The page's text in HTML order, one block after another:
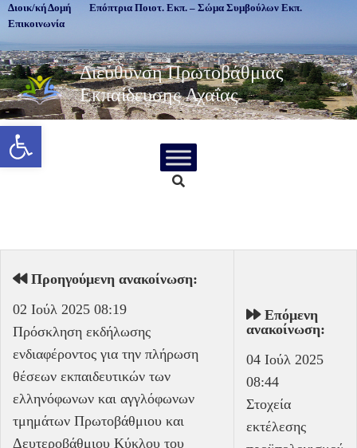
Ανοίξτε τη γραμμή εργαλείων
Διοικ/κή Δομή
Επόπτρια Ποιοτ. Εκπ. – Σώμα Συμβούλων Εκπ.
Επικοινωνία
Διεύθυνση Πρωτοβάθμιας
Εκπαίδευσης Αχαΐας
Προηγούμενη ανακοίνωση:
02 Ιούλ 2025 08:19
Πρόσκληση εκδήλωσης
ενδιαφέροντος για την πλήρωση
θέσεων εκπαιδευτικών των
ελληνόφωνων και αγγλόφωνων
τμημάτων Πρωτοβάθμιου και
Δευτεροβάθμιου Κύκλου του
Επόμενη
ανακοίνωση:
04 Ιούλ 2025
08:44
Στοχεία
εκτέλεσης